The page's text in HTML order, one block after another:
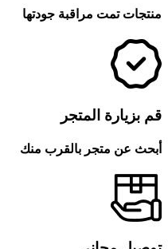
منتجات تمت مراقبة جودتها
قم بزيارة المتجر
أبحث عن متجر بالقرب منك